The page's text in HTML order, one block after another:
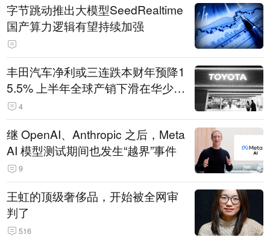
字节跳动推出大模型SeedRealtime
国产算力逻辑有望持续加强
丰田汽车净利或三连跌本财年预降1
5.5% 上半年全球产销下滑在华少卖
14.3万辆
4
继 OpenAI、Anthropic 之后，Meta
AI 模型测试期间也发生“越界”事件
9
王虹的顶级奢侈品，开始被全网审
判了
516